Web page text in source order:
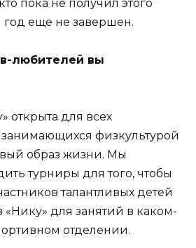
пока не получил этого
год еще не завершен.
любителей вы
открыта для всех
физкультурой
образ жизни. Мы
турниры для того, чтобы
талантливых детей
«Нику» для занятий в каком-
отделении.